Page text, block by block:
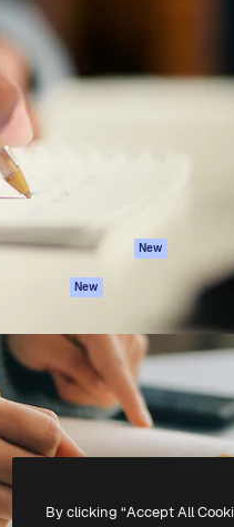
Produtos
Spaces
Assistente de IA
Gerador de
imagens
Gerador de vídeos
Texto para voz
MCP para
Claude/ChatGPT
New
New
App móvel
Todas as
ferramentas
Central
Todos os direitos reservados.
By clicking “Accept All